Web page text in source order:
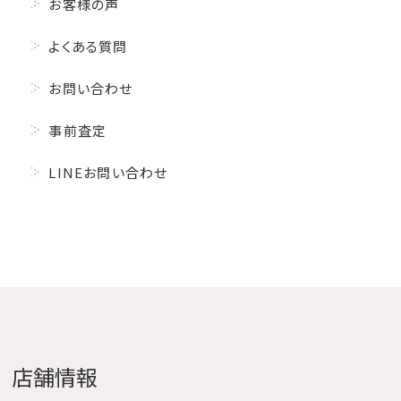
よくある質問
お問い合わせ
事前査定
LINEお問い合わせ
店舗情報